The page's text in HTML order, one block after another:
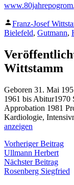
Veröffentlicht
von
Franz-Josef
Bielefeld, Gutmann,
Wittstamm
Geboren 31. Mai
1961 bis Abitur1970
Approbation 1981
Kardiologie,
anzeigen
Vorheriger Beitrag
Ullmann Herbert
Nächster Beitrag
Rosenberg Siegfried